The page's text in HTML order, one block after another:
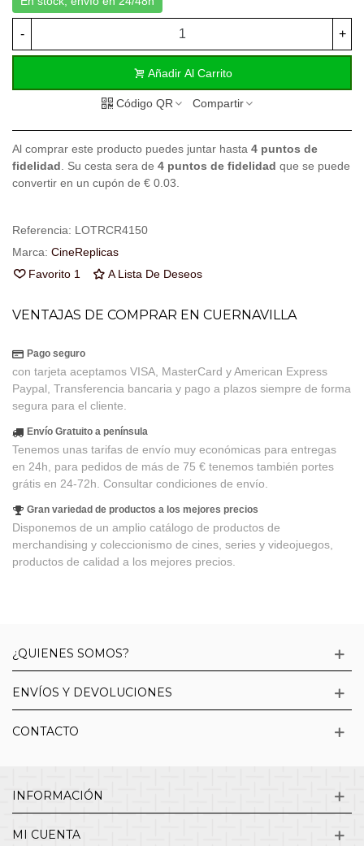
- +
Añadir Al Carrito
Código QR Compartir
Al comprar este producto puedes juntar hasta 4 puntos de
fidelidad . Su cesta sera de 4 puntos de fidelidad que se puede
convertir en un cupón de € 0.03
Referencia: LOTRCR4150
Marca: CineReplicas
Favorito 1 A Lista De Deseos
VENTAJAS DE COMPRAR EN CUERNAVILLA
Pago seguro
con tarjeta aceptamos VISA, MasterCard y American Express
Paypal, Transferencia bancaria y pago a plazos siempre de forma
segura para el cliente.
Envío Gratuito a península
Tenemos unas tarifas de envío muy económicas para entregas
en 24h, para pedidos de más de 75 € tenemos también portes
grátis en 24-72h. Consultar condiciones de envío.
Gran variedad de productos a los mejores precios
Disponemos de un amplio catálogo de productos de
merchandising y coleccionismo de cines, series y videojuegos,
productos de calidad a los mejores precios.
¿QUIENES SOMOS?
ENVÍOS Y DEVOLUCIONES
CONTACTO
INFORMACIÓN
MI CUENTA